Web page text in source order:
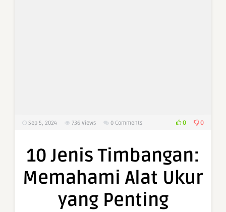
Sep 5, 2024 736 Views 0 Comments 0 0
10 Jenis Timbangan:
Memahami Alat Ukur
yang Penting